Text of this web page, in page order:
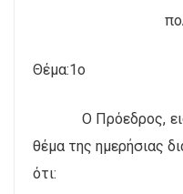
Θέμα:1ο
Ο Πρόεδρος,
θέμα της ημερήσιας
ότι: